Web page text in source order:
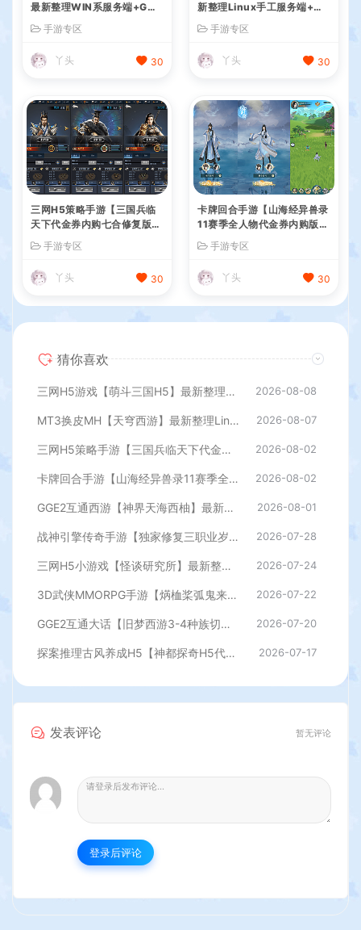
最新整理WIN系服务端+GM
后台+详细搭建教程
手游专区
丫头 30
新整理Linux手工服务端+安
卓苹果双端+GM后台+详细搭
建教程+全套源码+视频教程
手游专区
丫头 30
三网H5策略手游【三国兵临
天下代金券内购七合修复版】
+Linux手工服务端+管理后台
+GM授权后台+简易安卓客户
端+详细搭建教程+视频教程
手游专区
丫头 30
卡牌回合手游【山海经异兽录
11赛季全人物代金券内购版】
GM后台+管理后台+热更修改
工具+安卓+详细搭建教程
手游专区
丫头 30
猜你喜欢
三网H5游戏【萌斗三国H5】最新整理WIN系服务端+GM后台+详细搭建教程 2026-08-08
MT3换皮MH【天穹西游】最新整理Linux手工服务端+安卓苹果双端+GM后台+详细搭建教程+全套源码+视频教程 2026-08-07
三网H5策略手游【三国兵临天下代金券内购七合修复版】最新整理单机一键即玩镜像端+Linux手工服务端+管理后台+GM授权后台+简易安卓客户端+详细搭建教程+视频教程 2026-08-02
卡牌回合手游【山海经异兽录11赛季全人物代金券内购版】最新整理WIN系服务端+授权GM后台+管理后台+热更修改工具+安卓+详细搭建教程 2026-08-02
GGE2互通西游【神界天海西柚】最新整理Win系服务端+安卓苹果PC三端+内置GM工具+全套源码+详细搭建教程 2026-08-01
战神引擎传奇手游【独家修复三职业岁月无限刀-白猪3.0】最新整理Win系特色服务端+安卓苹果双端+GM授权后台+详细搭建教程 2026-07-28
三网H5小游戏【怪谈研究所】最新整理WIN系服务端+Linux手工服务端+详细搭建教程 2026-07-24
3D武侠MMORPG手游【焫桖桨弧鬼来7职业精修代金券内购版】最新整Linux手工服务端+安卓苹果双端+CDK授权后台+详细搭建教程 2026-07-22
GGE2互通大话【旧梦西游3-4种族切换】最新整理Win系服务端+安卓PC互通客户端+内置GM工具+全套源码+详细搭建教程 2026-07-20
探案推理古风养成H5【神都探奇H5代金券内购版】最新整理单机一键即玩镜像端+Linux手工服务端+CDK授权后台+详细搭建教程 2026-07-17
发表评论 暂无评论
登录后评论